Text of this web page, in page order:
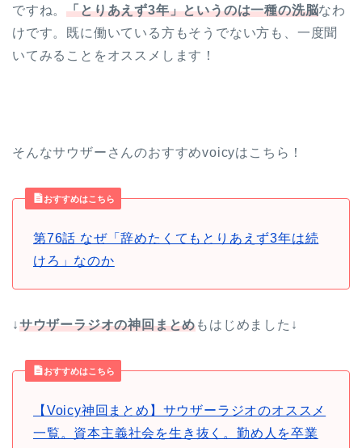
ですね。「とりあえず3年」というのは一種の洗脳なわ
けです。既に働いている方もそうでない方も、一度聞
いてみることをオススメします！
そんなサウザーさんのおすすめvoicyはこちら！
おすすめはこちら
第76話 なぜ「辞めたくてもとりあえず3年は続
けろ」なのか
↓サウザーラジオの神回まとめもはじめました↓
おすすめはこちら
【Voicy神回まとめ】サウザーラジオのオススメ
一覧。資本主義社会を生き抜く。勤め人を卒業